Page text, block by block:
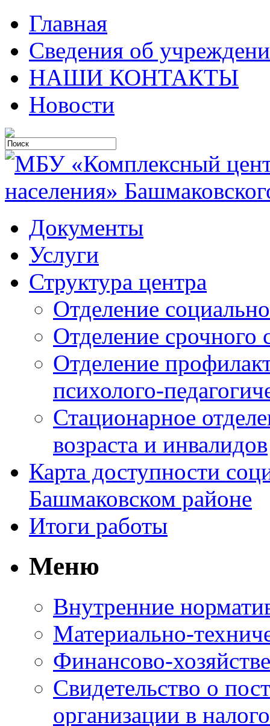
Главная
Сведения об
НАШИ КОНТАКТЫ
Новости
Документы
Услуги
Структура центра
Отделение
Отделение срочного
Отделение
психолого-
Стационарное
возраста и инвалидов
Карта доступности
Башмаковском районе
Итоги работы
Меню
Внутренние
Материально-
Финансово-
Свидетельство о
организации в